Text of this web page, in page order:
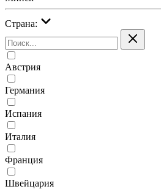
Страна:
Австрия
Германия
Испания
Италия
Франция
Швейцария